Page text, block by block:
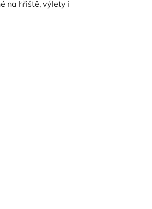
na hřiště, výlety i